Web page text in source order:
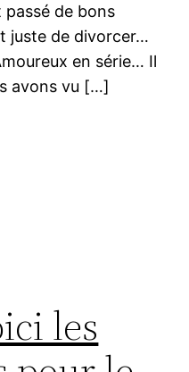
passé de bons
juste de divorcer…
en série… Il
avons vu […]
les